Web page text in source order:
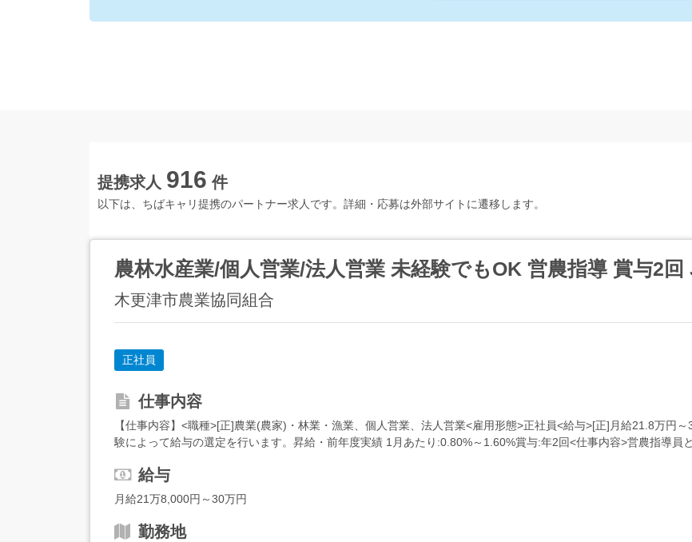
提携求人 916 件
以下は、ちばキャリ提携のパートナー求人です。詳細・応募は外部サイトに遷移します。
農林水産業/個人営業/法人営業 未経験でもOK 営農指導 賞与2
木更津市農業協同組合
正社員
仕事内容
【仕事内容】<職種>[正]農業(農家)・林業・漁業、個人営業、法人営業<雇用形態>正社員<給与>[正]月給21.8万円
験によって給与の選定を行います。昇給・前年度実績 1月あたり:0.80%～1.60%賞与:年2回<仕事内容>営農指導員
給与
月給21万8,000円～30万円
勤務地